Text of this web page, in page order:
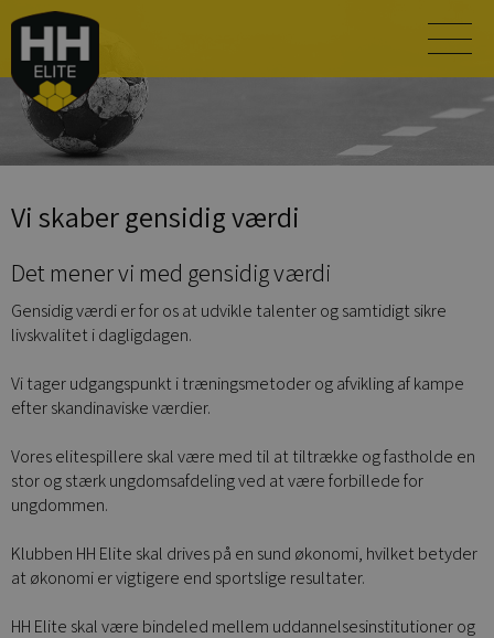
Vi skaber gensidig værdi
Det mener vi med gensidig værdi
Gensidig værdi er for os at udvikle talenter og samtidigt sikre
livskvalitet i dagligdagen.
Vi tager udgangspunkt i træningsmetoder og afvikling af kampe
efter skandinaviske værdier.
Vores elitespillere skal være med til at tiltrække og fastholde en
stor og stærk ungdomsafdeling ved at være forbillede for
ungdommen.
Klubben HH Elite skal drives på en sund økonomi, hvilket betyder
at økonomi er vigtigere end sportslige resultater.
HH Elite skal være bindeled mellem uddannelsesinstitutioner og